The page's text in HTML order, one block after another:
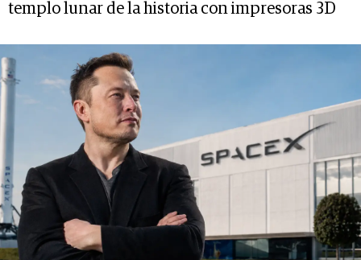
templo lunar de la historia con impresoras 3D